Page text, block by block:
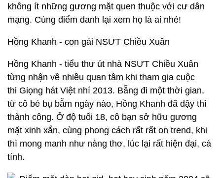
không ít những gương mặt quen thuộc với cư dân
mạng. Cùng điểm danh lại xem họ là ai nhé!
Hồng Khanh - con gái NSƯT Chiều Xuân
Hồng Khanh - tiểu thư út nhà NSƯT Chiều Xuân
từng nhận về nhiều quan tâm khi tham gia cuộc
thi Giọng hát Việt nhí 2013. Bẵng đi một thời gian,
từ cô bé bụ bẫm ngày nào, Hồng Khanh đã dậy thì
thành công. Ở độ tuổi 18, cô bạn sở hữu gương
mặt xinh xắn, cùng phong cách rất rất on trend, khi
thì mong manh như nàng thơ, lúc lại rất hiện đại, cá
tính.